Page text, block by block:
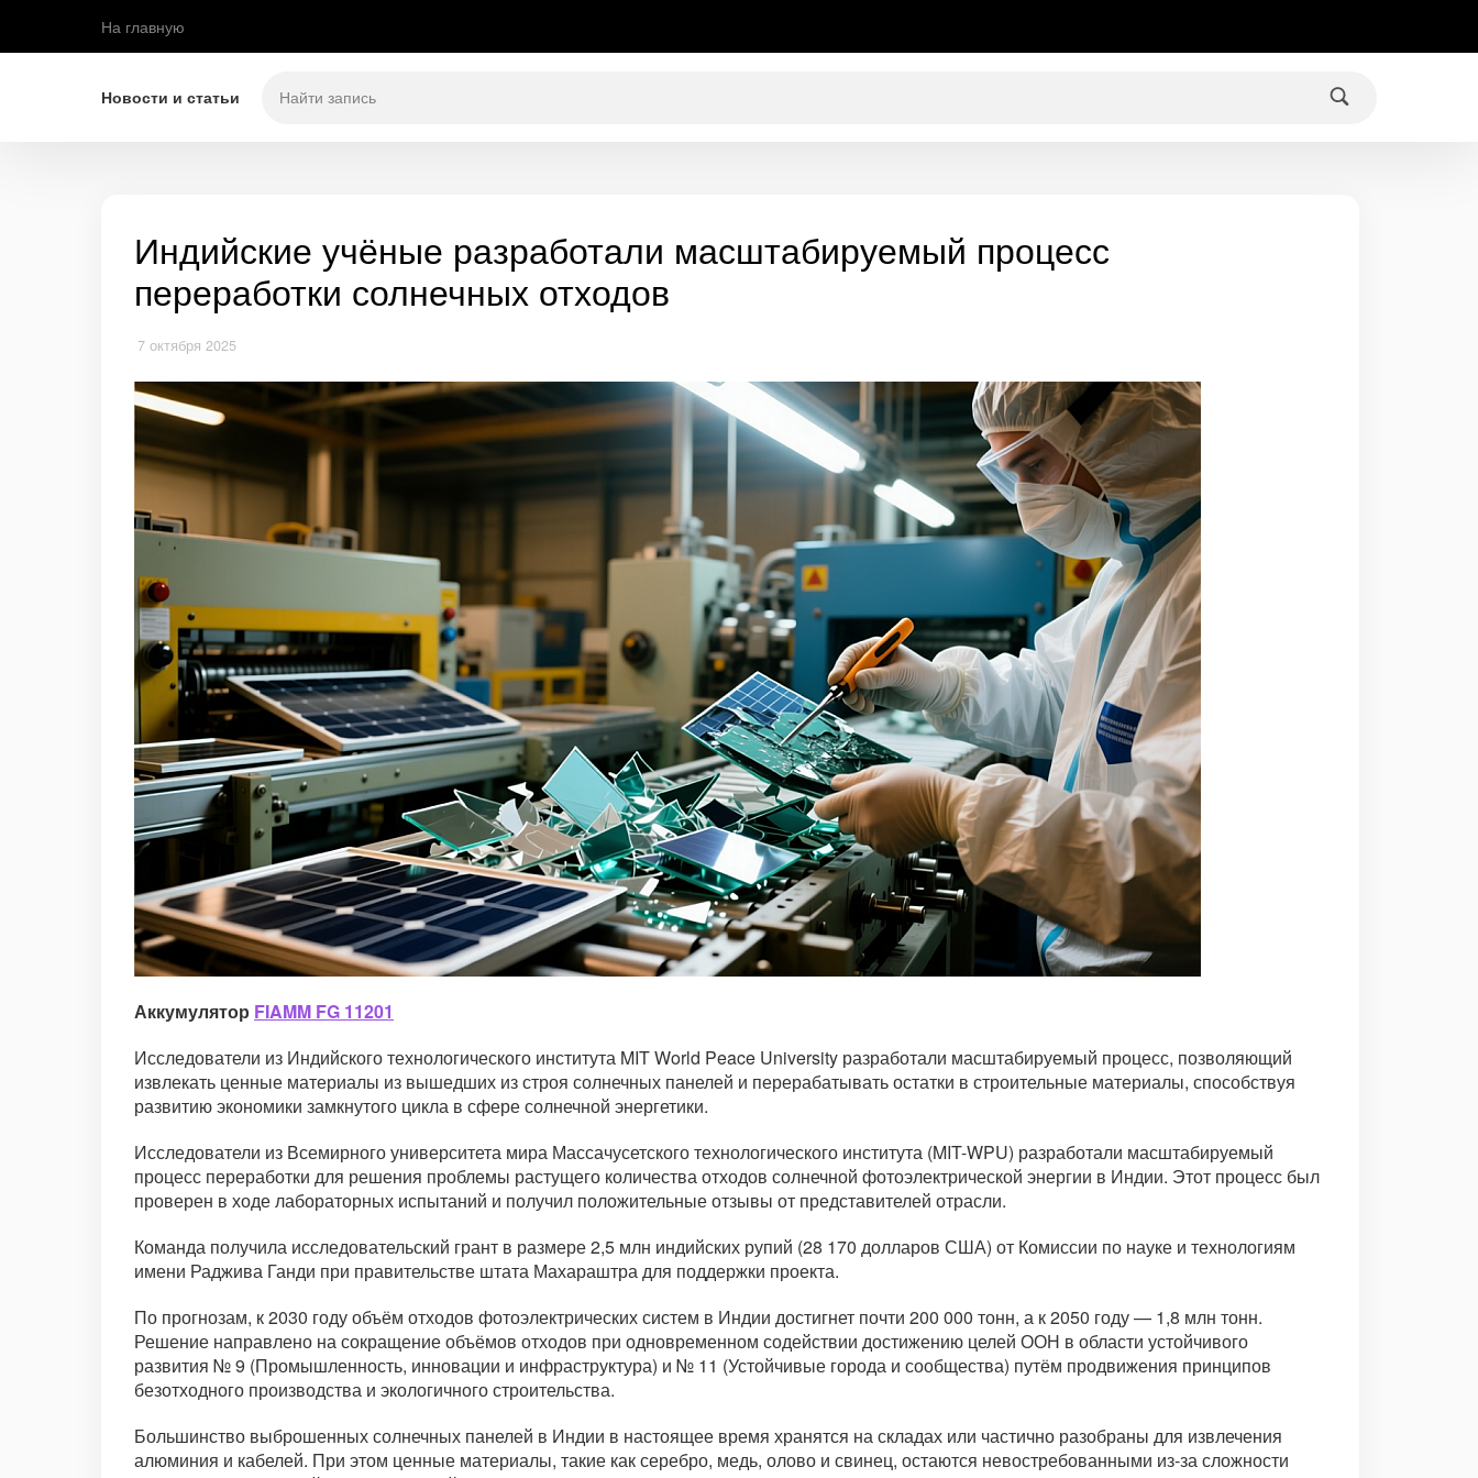
На главную
Новости и статьи
Индийские учёные разработали масштабируемый процесс
переработки солнечных отходов
7 октября 2025
Аккумулятор FIAMM FG 11201
Исследователи из Индийского технологического института MIT World Peace University разработали масштабируемый процесс, позволяющий
извлекать ценные материалы из вышедших из строя солнечных панелей и перерабатывать остатки в строительные материалы, способствуя
развитию экономики замкнутого цикла в сфере солнечной энергетики.
Исследователи из Всемирного университета мира Массачусетского технологического института (MIT-WPU) разработали масштабируемый
процесс переработки для решения проблемы растущего количества отходов солнечной фотоэлектрической энергии в Индии. Этот процесс был
проверен в ходе лабораторных испытаний и получил положительные отзывы от представителей отрасли.
Команда получила исследовательский грант в размере 2,5 млн индийских рупий (28 170 долларов США) от Комиссии по науке и технологиям
имени Раджива Ганди при правительстве штата Махараштра для поддержки проекта.
По прогнозам, к 2030 году объём отходов фотоэлектрических систем в Индии достигнет почти 200 000 тонн, а к 2050 году — 1,8 млн тонн.
Решение направлено на сокращение объёмов отходов при одновременном содействии достижению целей ООН в области устойчивого
развития № 9 (Промышленность, инновации и инфраструктура) и № 11 (Устойчивые города и сообщества) путём продвижения принципов
безотходного производства и экологичного строительства.
Большинство выброшенных солнечных панелей в Индии в настоящее время хранятся на складах или частично разобраны для извлечения
алюминия и кабелей. При этом ценные материалы, такие как серебро, медь, олово и свинец, остаются невостребованными из-за сложности